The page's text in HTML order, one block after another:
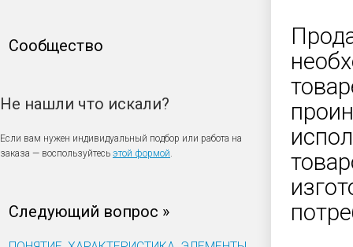
Сообщество
Не нашли что искали?
Если вам нужен индивидуальный подбор или работа на
заказа — воспользуйтесь этой формой.
Следующий вопрос »